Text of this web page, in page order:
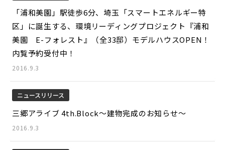
「浦和美園」駅徒歩6分、埼玉「スマートエネルギー特
区」に誕生する、環境リーディングプロジェクト『浦和
美園 E-フォレスト』（全33邸）モデルハウスOPEN！
内覧予約受付中！
2016.9.3
ニュースリリース
三郷アライブ 4th.Block～建物完成のお知らせ～
2016.9.3